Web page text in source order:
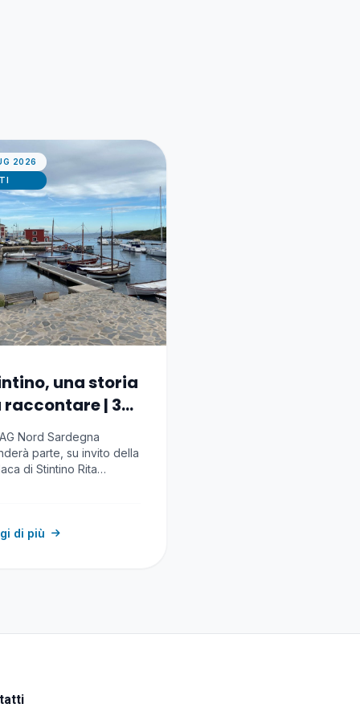
2026
una storia
raccontare | 3-
2026
Nord Sardegna
parte, su invito della
di Stintino Rita
di più